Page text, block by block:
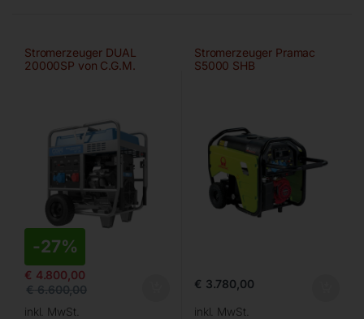
Stromerzeuger DUAL
20000SP von C.G.M.
-27%
€ 4.800,00
€6.600,00
inkl. MwSt.
Stromerzeuger Pramac
S5000 SHB
€ 3.780,00
inkl. MwSt.